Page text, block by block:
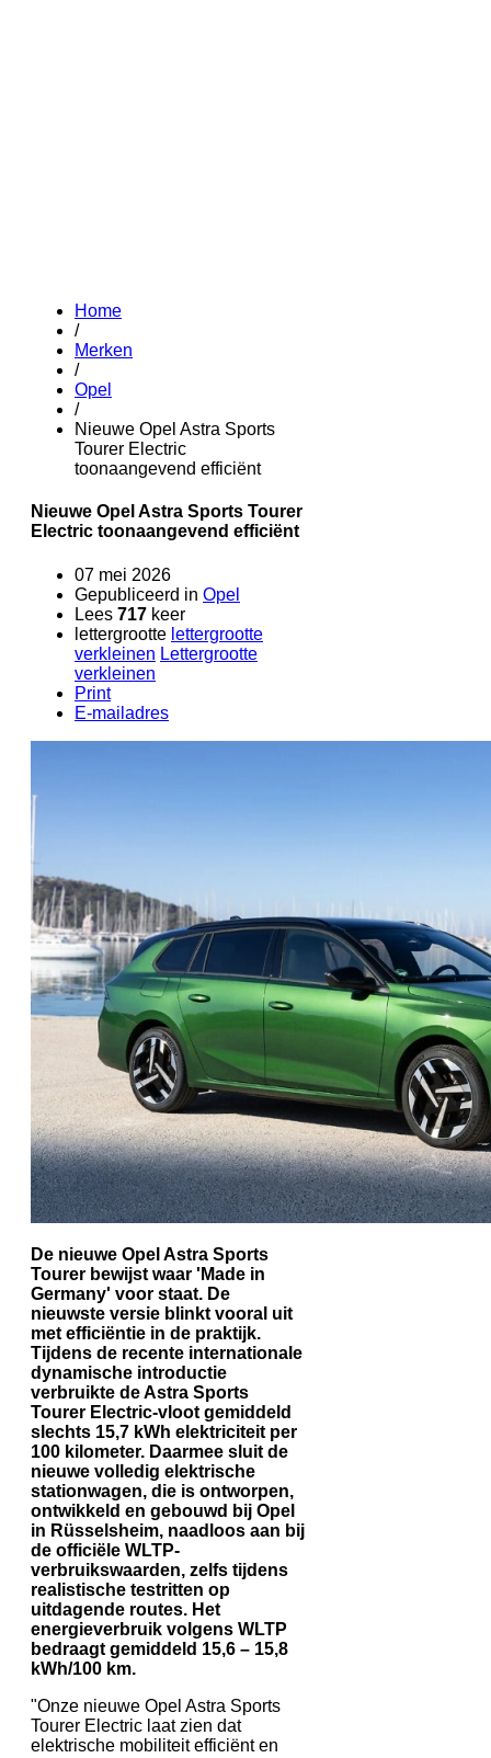
Home
/
Merken
/
Opel
/
Nieuwe Opel Astra Sports
Tourer Electric
toonaangevend efficiënt
Nieuwe Opel Astra Sports Tourer
Electric toonaangevend efficiënt
07 mei 2026
Gepubliceerd in Opel
Lees 717 keer
lettergrootte lettergrootte
verkleinen Lettergrootte
verkleinen
Print
E-mailadres
De nieuwe Opel Astra Sports
Tourer bewijst waar 'Made in
Germany' voor staat. De
nieuwste versie blinkt vooral uit
met efficiëntie in de praktijk.
Tijdens de recente internationale
dynamische introductie
verbruikte de Astra Sports
Tourer Electric-vloot gemiddeld
slechts 15,7 kWh elektriciteit per
100 kilometer. Daarmee sluit de
nieuwe volledig elektrische
stationwagen, die is ontworpen,
ontwikkeld en gebouwd bij Opel
in Rüsselsheim, naadloos aan bij
de officiële WLTP-
verbruikswaarden, zelfs tijdens
realistische testritten op
uitdagende routes. Het
energieverbruik volgens WLTP
bedraagt gemiddeld 15,6 – 15,8
kWh/100 km.
"Onze nieuwe Opel Astra Sports
Tourer Electric laat zien dat
elektrische mobiliteit efficiënt en